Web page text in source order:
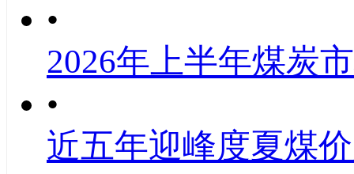
•
2026年上半年煤炭
•
近五年迎峰度夏煤